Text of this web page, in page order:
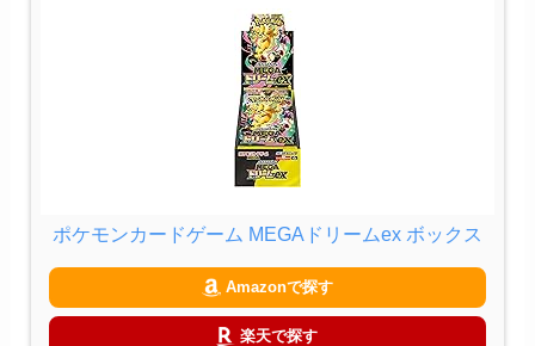
ポケモンカードゲーム MEGAドリームex ボックス
Amazonで探す
楽天で探す